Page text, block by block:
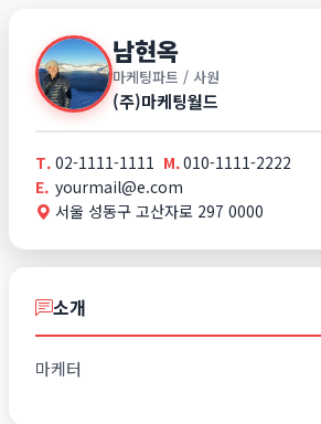
남현옥
마케팅파트 / 사원
(주)마케팅월드
T. 02-1111-1111 M.010-1111-2222
E. yourmail@e.com
서울 성동구 고산자로 297 0000
소개
마케터